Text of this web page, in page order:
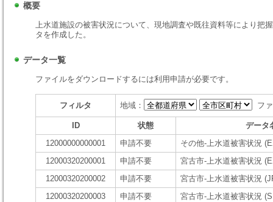
概要
上水道施設の被害状況について、現地調査や既往資料等により把
タを作成した。
データ一覧
ファイルをダウンロードするには利用申請が必要です。
フィルタ 地域： フ
ID 状態 データ
12000000000001 申請不要
その他-上水道被害状況
12000320200001
申請不要
宮古市-上水道被害状況
12000320200002
申請不要
宮古市-上水道被害状況
12000320200003
申請不要
宮古市-上水道被害状況